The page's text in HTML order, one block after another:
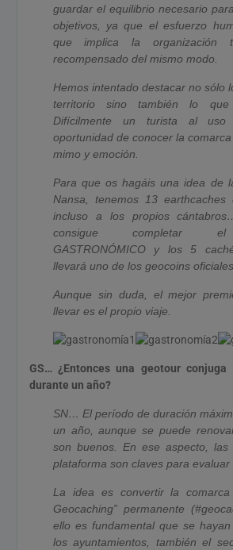
guardar el equilibrio necesario
objetivos, ya que el esfuerzo
que implica la organización
recompensado del mismo modo.
Hemos intentado destacar no sólo
territorio sino también lo
Difícilmente un turista al
oportunidad de conocer la comarca
mimo y emoción.
Para que os hagáis una idea de
Nansa, tenemos 13 earthcaches
incluso a los propios
consigue completar el
GASTRONÓMICO y los 5
llevará uno de los geocoins oficiales.
Aunque sin duda, el mejor
llevar es el propio viaje.
GS… ¿Entonces una geotour conjuga
durante un año?
SN… El período de duración
un año, aunque se puede
son buenos. En ese aspecto, las
plataforma son claves para evaluar
La idea es convertir la
Geocaching” permanente
ello es fundamental que se
los ayuntamientos, también el